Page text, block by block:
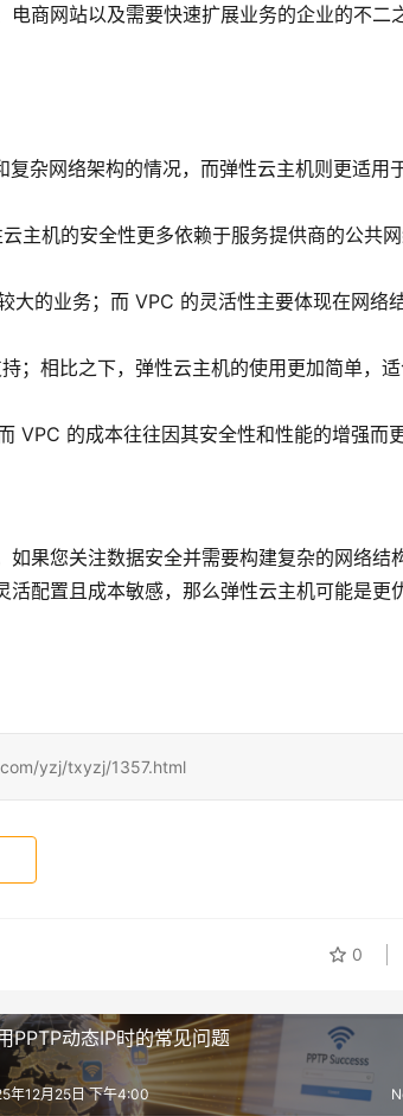
商网站以及需要快速扩展业务的企业的不二
杂网络架构的情况，而弹性云主机则更适用
主机的安全性更多依赖于服务提供商的公共
大的业务；而 VPC 的灵活性主要体现在网络
；相比之下，弹性云主机的使用更加简单，
VPC 的成本往往因其安全性和性能的增强而
果您关注数据安全并需要构建复杂的网络结
配置且成本敏感，那么弹性云主机可能是更
yzj/txyzj/1357.html
0
PPTP动态IP时的常见问题
年12月25日 下午4:00